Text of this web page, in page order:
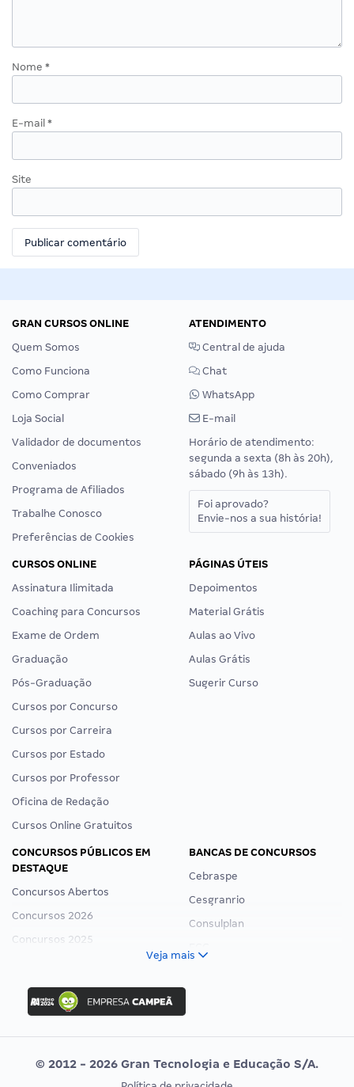
Nome *
E-mail *
Site
GRAN CURSOS ONLINE
Quem Somos
Como Funciona
Como Comprar
Loja Social
Validador de documentos
Conveniados
Programa de Afiliados
Trabalhe Conosco
Preferências de Cookies
ATENDIMENTO
Central de ajuda
Chat
WhatsApp
E-mail
Horário de atendimento:
segunda a sexta (8h às 20h),
sábado (9h às 13h).
Foi aprovado?
Envie-nos a sua história!
CURSOS ONLINE
Assinatura Ilimitada
Coaching para Concursos
Exame de Ordem
Graduação
Pós-Graduação
Cursos por Concurso
Cursos por Carreira
Cursos por Estado
Cursos por Professor
Oficina de Redação
Cursos Online Gratuitos
PÁGINAS ÚTEIS
Depoimentos
Material Grátis
Aulas ao Vivo
Aulas Grátis
Sugerir Curso
CONCURSOS PÚBLICOS EM
DESTAQUE
Concursos Abertos
Concursos 2026
Concursos 2025
Concurso Ibama
Concurso MPU
Editais publicados
BANCAS DE CONCURSOS
Cebraspe
Cesgranrio
Consulplan
Vunesp
Veja mais
© 2012 - 2026 Gran Tecnologia e Educação S/A.